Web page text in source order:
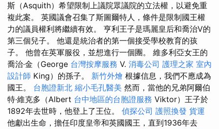
斯（Asquith）希望限制上議院眾議院的立法權，以避免重
複此案。 英國議會召集了斯圖爾特人，條件是限制國王權
力的議員權利將繼續有效。 亨利王子是瑪麗皇后和喬治V的
第三個兒子。 他還是統治者的第一個接受學校教育的孩
子。 他曾在英軍服役，並想進行一個團。 維多利亞女王的
喬治·金（George 台灣按摩服務 V. 消毒公司 護理之家 室內
設計師 King）的孫子。 新竹外燴 根據信息，我們不應成為
國王。 台胞證新北 縮小毛孔醫美 然而，當他的兄弟阿爾伯
特·維克多（Albert 台中地區的台胞證服務 Viktor）王子於
1892年去世時，他登上了王位。 偵探公司 護照換發 貨運
他獻出生命，擔任印度皇帝和英國國王，直到1936年去